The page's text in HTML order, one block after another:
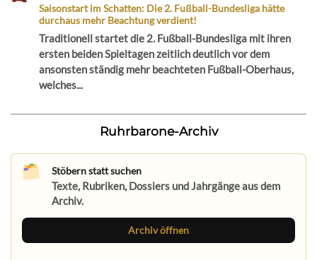
Saisonstart im Schatten: Die 2. Fußball-Bundesliga hätte
durchaus mehr Beachtung verdient!
Traditionell startet die 2. Fußball-Bundesliga mit ihren
ersten beiden Spieltagen zeitlich deutlich vor dem
ansonsten ständig mehr beachteten Fußball-Oberhaus,
welches...
Ruhrbarone-Archiv
Stöbern statt suchen
Texte, Rubriken, Dossiers und Jahrgänge aus dem
Archiv.
Archiv öffnen